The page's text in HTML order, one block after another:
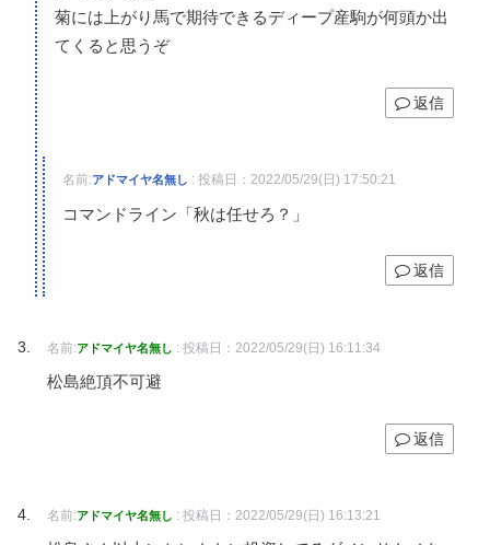
菊には上がり馬で期待できるディープ産駒が何頭か出
てくると思うぞ
返信
名前:アドマイヤ名無し : 投稿日：2022/05/29(日) 17:50:21
コマンドライン「秋は任せろ？」
返信
名前:アドマイヤ名無し : 投稿日：2022/05/29(日) 16:11:34
松島絶頂不可避
返信
名前:アドマイヤ名無し : 投稿日：2022/05/29(日) 16:13:21